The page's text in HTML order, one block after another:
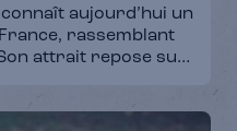
aujourd’hui un
rassemblant
attrait repose sur
la progression